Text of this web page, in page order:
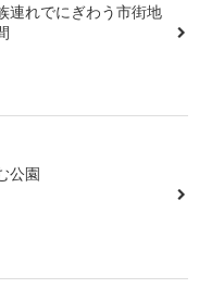
連れでにぎわう市街地
公園